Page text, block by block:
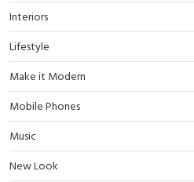
Interiors
Lifestyle
Make it Modern
Mobile Phones
Music
New Look